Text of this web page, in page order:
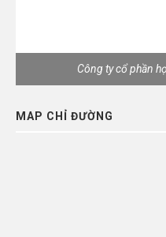
Công ty cổ phần
MAP CHỈ ĐƯỜNG